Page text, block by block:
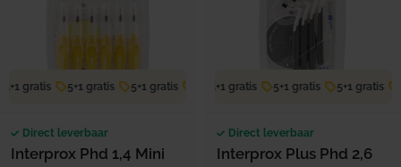
gratis 5+1 gratis 5+1 gratis 5+1 gratis 5+1 gratis 5+1 gratis
Direct leverbaar
Interprox Phd 1,4 Mini
5+1 gratis 5+1 gratis 5+1 gratis
Direct leverbaar
Interprox Plus Phd 2,6